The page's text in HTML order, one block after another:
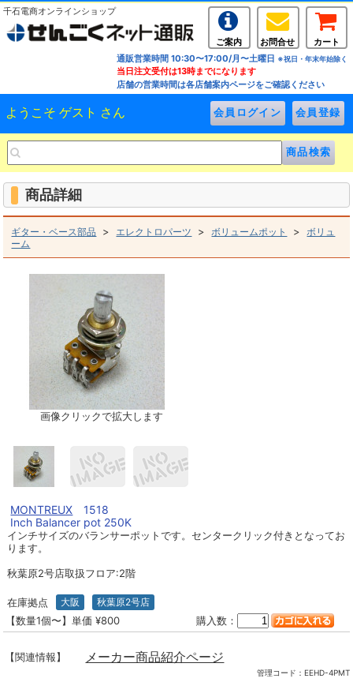
千石電商オンラインショップ
ご案内 お問合せ
カート
通販営業時間 10:30〜17:00/月〜土曜日 ※祝日・年末年始除く
当日注文受付は13時までになります
店舗の営業時間は各店舗案内ページをご確認ください
ようこそ ゲスト さん
商品詳細
ギター・ベース部品 > エレクトロパーツ > ボリュームポット > ボリュ
ーム
画像クリックで拡大します
MONTREUX 1518
Inch Balancer pot 250K
インチサイズのバランサーポットです。センタークリック付きとなってお
ります。
秋葉原2号店取扱フロア:2階
在庫拠点 大阪 秋葉原2号店
【数量1個〜】単価 ¥800 購入数：
【関連情報】 メーカー商品紹介ページ
管理コード： EEHD-4PMT